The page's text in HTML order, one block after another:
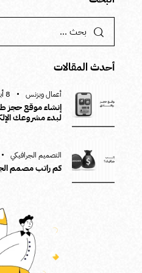
أحدث المقالات
أعمال وبزنس 8 أبريل، 2026
إنشاء موقع حجز
لبدء مشروعك
التصميم الجرافيكي
كم راتب مصمم